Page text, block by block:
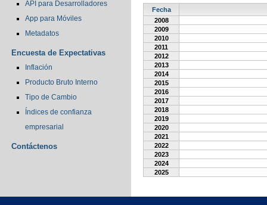
API para Desarrolladores
App para Móviles
Metadatos
Encuesta de Expectativas
Inflación
Producto Bruto Interno
Tipo de Cambio
Índices de confianza
empresarial
Contáctenos
Fecha
2008
2009
2010
2011
2012
2013
2014
2015
2016
2017
2018
2019
2020
2021
2022
2023
2024
2025